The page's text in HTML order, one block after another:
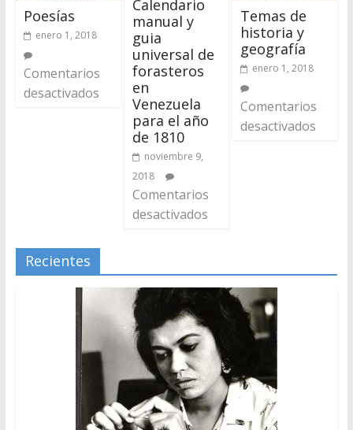
Poesías
enero 1, 2018
Comentarios
desactivados
Calendario
manual y
guia
universal de
forasteros
en
Venezuela
para el año
de 1810
noviembre 9,
2018
Comentarios
desactivados
Temas de
historia y
geografía
enero 1, 2018
Comentarios
desactivados
Recientes